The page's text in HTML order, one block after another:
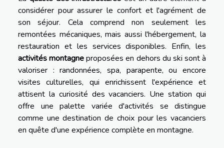
considérer pour assurer le confort et l'agrément de
son séjour. Cela comprend non seulement les
remontées mécaniques, mais aussi l'hébergement, la
restauration et les services disponibles. Enfin, les
activités montagneproposées en dehors du ski sont à
valoriser : randonnées, spa, parapente, ou encore
visites culturelles, qui enrichissent l'expérience et
attisent la curiosité des vacanciers. Une station qui
offre une palette variée d'activités se distingue
comme une destination de choix pour les vacanciers
en quête d'une expérience complète en montagne.